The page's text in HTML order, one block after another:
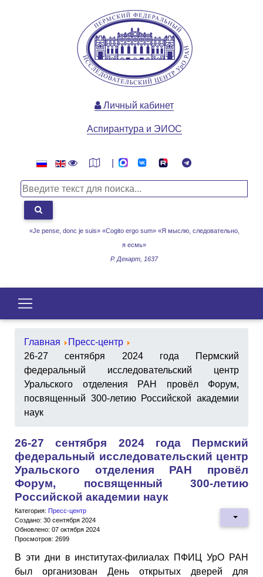
«Je pense, donc je suis» «Cogito ergo sum» «Я мыслю, следовательно,
я есмь»
Р. Декарт, 1637
Личный кабинет
Аспирантура и ЭИОС
Главная
Пресс-центр
26-27 сентября 2024 года Пермский
федеральный исследовательский центр
Уральского отделения РАН провёл Форум,
посвященный 300-летию Российской академии
наук
26-27 сентября 2024 года Пермский
федеральный исследовательский центр
Уральского отделения РАН провёл
Форум, посвященный 300-летию
Российской академии наук
Категория: Пресс-центр
Создано: 30 сентября 2024
Обновлено: 07 октября 2024
Просмотров: 2699
В эти дни в институтах-филиалах ПФИЦ УрО РАН
был организован День открытых дверей для